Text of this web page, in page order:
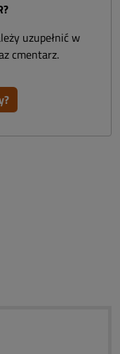
uzupełnić w
cmentarz.